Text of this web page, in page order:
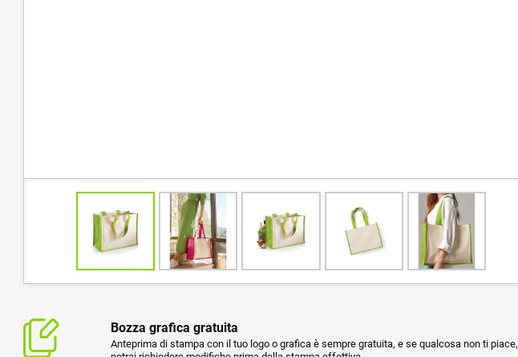
Bozza grafica gratuita
Anteprima di stampa con il tuo logo o grafica è sempre gratuita, e se qualcosa non ti piace,